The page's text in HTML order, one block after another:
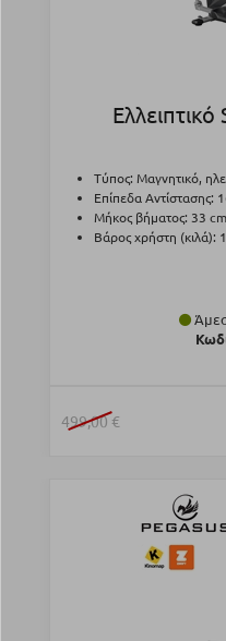
Τύπος: Μαγνητικό,
Επίπεδα Αντίστασης:
Μήκος βήματος: 33 cm
Βάρος χρήστη (κιλά):
499,00 €